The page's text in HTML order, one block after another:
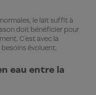
le lait suffit à
doit bénéficier pour
C’est avec la
évoluent.
eau entre la